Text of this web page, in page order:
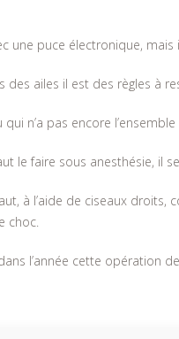
une puce électronique,
ailes il est des règles à
n’a pas encore
le faire sous anesthésie, il
à l’aide de ciseaux droits,
choc.
l’année cette opération